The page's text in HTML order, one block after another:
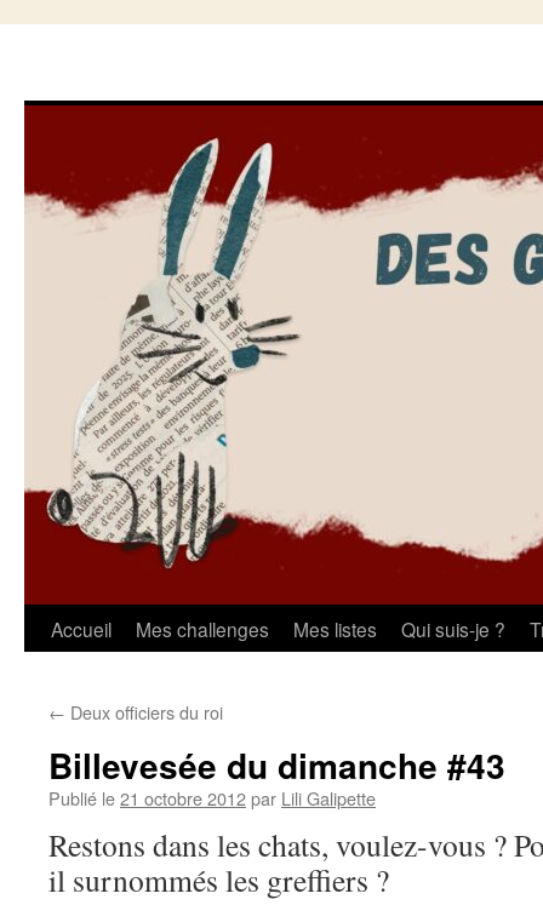
Aller
contenu
Accueil Mes challenges Mes listes Qui suis-je ?
← Deux officiers du roi
Billevesée du dimanche #43
Publié le21 octobre 2012par Lili Galipette
Restons dans les chats, voulez-vous ?
il surnommés les greffiers ?